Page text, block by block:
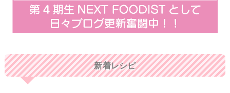
新着レシピ